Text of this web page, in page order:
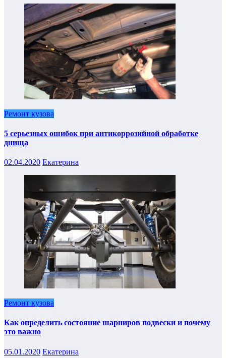
Ремонт кузова
5 серьезных ошибок при антикоррозийной обработке
днища
02.04.2020 Екатерина
Ремонт кузова
Как определить состояние шарниров подвески и почему
это важно
05.01.2020 Екатерина